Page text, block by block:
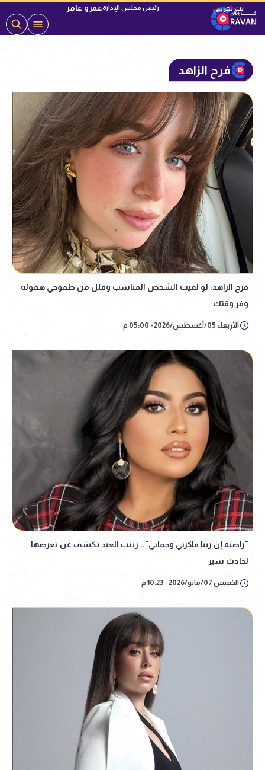
رئيس مجلس الإدارةعمرو عامر
فرح الزاهد
فرح الزاهد: لو لقيت الشخص المناسب وقلل من طموحي هقوله
وفر وقتك
الأربعاء 05/أغسطس/2026 - 05:00 م
"راضية إن ربنا فاكرني وحماني".. زينب العبد تكشف عن تعرضها
لحادث سير
الخميس 07/مايو/2026 - 10:23 م